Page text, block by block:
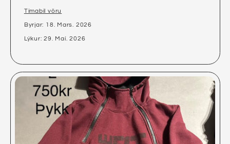
Tímabil vöru
Byrjar: 18. Mars. 2026
Lýkur: 29. Maí. 2026